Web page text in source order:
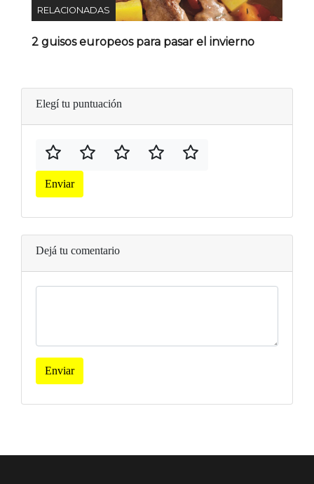
RELACIONADAS
2 guisos europeos para pasar el invierno
Elegí tu puntuación
Enviar
Dejá tu comentario
Enviar